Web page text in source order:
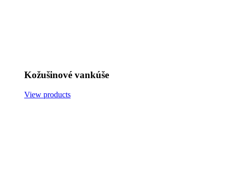
Kožušinové vankúše
View products